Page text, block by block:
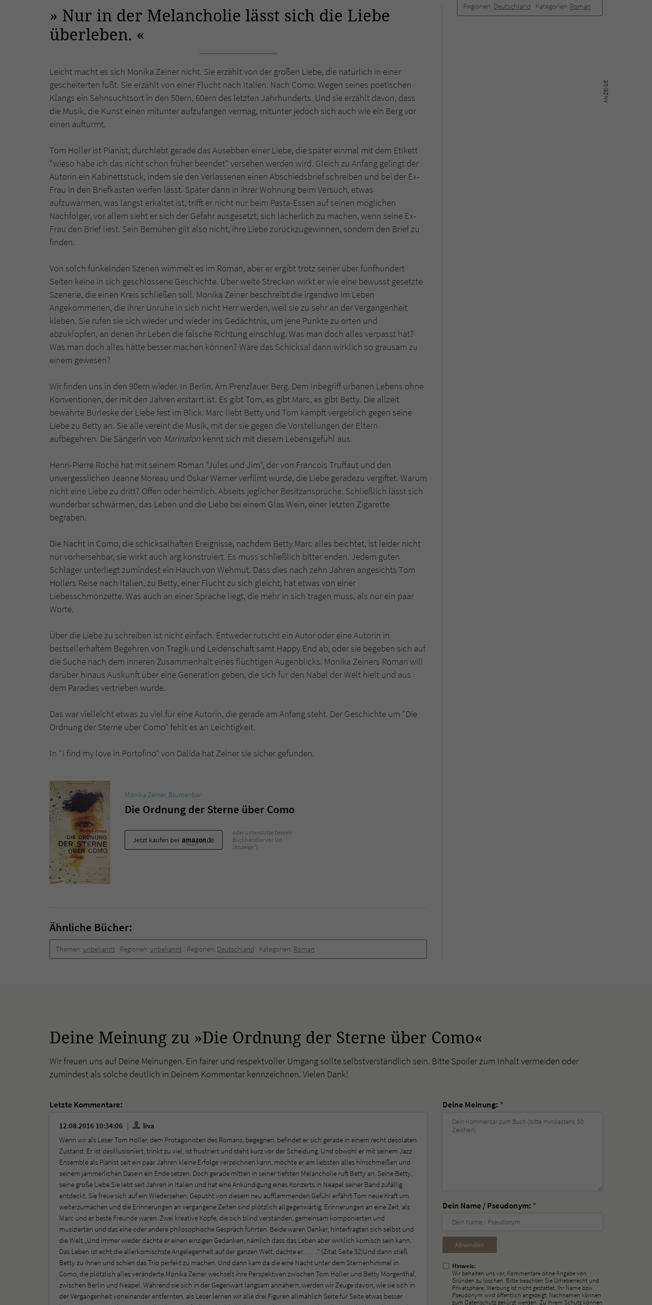
Regionen: Deutschland Kategorien: Roman
Nur in der Melancholie lässt sich die Liebe
überleben.
Leicht macht es sich Monika Zeiner nicht. Sie erzählt von der großen Liebe, die natürlich in einer
gescheiterten fußt. Sie erzählt von einer Flucht nach Italien. Nach Como. Wegen seines poetischen
Klangs ein Sehnsuchtsort in den 50ern, 60ern des letzten Jahrhunderts. Und sie erzählt davon, dass
die Musik, die Kunst einen mitunter aufzufangen vermag, mitunter jedoch sich auch wie ein Berg vor
einen auftürmt.
Tom Holler ist Pianist, durchlebt gerade das Ausebben einer Liebe, die später einmal mit dem Etikett
"wieso habe ich das nicht schon früher beendet" versehen werden wird. Gleich zu Anfang gelingt der
Autorin ein Kabinettstück, indem sie den Verlassenen einen Abschiedsbrief schreiben und bei der Ex-
Frau in den Briefkasten werfen lässt. Später dann in ihrer Wohnung beim Versuch, etwas
aufzuwärmen, was längst erkaltet ist, trifft er nicht nur beim Pasta-Essen auf seinen möglichen
Nachfolger, vor allem sieht er sich der Gefahr ausgesetzt, sich lächerlich zu machen, wenn seine Ex-
Frau den Brief liest. Sein Bemühen gilt also nicht, ihre Liebe zurückzugewinnen, sondern den Brief zu
finden.
Von solch funkelnden Szenen wimmelt es im Roman, aber er ergibt trotz seiner über fünfhundert
Seiten keine in sich geschlossene Geschichte. Über weite Strecken wirkt er wie eine bewusst gesetzte
Szenerie, die einen Kreis schließen soll. Monika Zeiner beschreibt die irgendwo im Leben
Angekommenen, die ihrer Unruhe in sich nicht Herr werden, weil sie zu sehr an der Vergangenheit
kleben. Sie rufen sie sich wieder und wieder ins Gedächtnis, um jene Punkte zu orten und
abzuklopfen, an denen ihr Leben die falsche Richtung einschlug. Was man doch alles verpasst hat?
Was man doch alles hätte besser machen können? Wäre das Schicksal dann wirklich so grausam zu
einem gewesen?
Wir finden uns in den 90ern wieder. In Berlin. Am Prenzlauer Berg. Dem Inbegriff urbanen Lebens ohne
Konventionen, der mit den Jahren erstarrt ist. Es gibt Tom, es gibt Marc, es gibt Betty. Die allzeit
bewährte Burleske der Liebe fest im Blick. Marc liebt Betty und Tom kämpft vergeblich gegen seine
Liebe zu Betty an. Sie alle vereint die Musik, mit der sie gegen die Vorstellungen der Eltern
aufbegehren. Die Sängerin von Marinafon kennt sich mit diesem Lebensgefühl aus.
Henri-Pierre Roché hat mit seinem Roman "Jules und Jim", der von Francois Truffaut und den
unvergesslichen Jeanne Moreau und Oskar Werner verfilmt wurde, die Liebe geradezu vergiftet. Warum
nicht eine Liebe zu dritt? Offen oder heimlich. Abseits jeglicher Besitzansprüche. Schließlich lässt sich
wunderbar schwärmen, das Leben und die Liebe bei einem Glas Wein, einer letzten Zigarette
begraben.
Die Nacht in Como, die schicksalhaften Ereignisse, nachdem Betty Marc alles beichtet, ist leider nicht
nur vorhersehbar, sie wirkt auch arg konstruiert. Es muss schließlich bitter enden. Jedem guten
Schlager unterliegt zumindest ein Hauch von Wehmut. Dass dies nach zehn Jahren angesichts Tom
Hollers Reise nach Italien, zu Betty, einer Flucht zu sich gleicht, hat etwas von einer
Liebesschmonzette. Was auch an einer Sprache liegt, die mehr in sich tragen muss, als nur ein paar
Worte.
Über die Liebe zu schreiben ist nicht einfach. Entweder rutscht ein Autor oder eine Autorin in
bestsellerhaftem Begehren von Tragik und Leidenschaft samt Happy End ab, oder sie begeben sich auf
die Suche nach dem inneren Zusammenhalt eines flüchtigen Augenblicks. Monika Zeiners Roman will
darüber hinaus Auskunft über eine Generation geben, die sich für den Nabel der Welt hielt und aus
dem Paradies vertrieben wurde.
Das war vielleicht etwas zu viel für eine Autorin, die gerade am Anfang steht. Der Geschichte um "Die
Ordnung der Sterne über Como" fehlt es an Leichtigkeit.
In "I find my love in Portofino" von Dalida hat Zeiner sie sicher gefunden.
Monika Zeiner, Blumenbar
Die Ordnung der Sterne über Como
Jetzt kaufen bei
oder unterstütze Deinen
Buchhändler vor Ort
(Anzeige*)
Ähnliche Bücher:
Themen: unbekannt Regionen: unbekannt Regionen: Deutschland Kategorien: Roman
Deine Meinung zu »Die Ordnung der Sterne über Como«
Wir freuen uns auf Deine Meinungen. Ein fairer und respektvoller Umgang sollte selbstverständlich sein. Bitte Spoiler zum Inhalt vermeiden oder
zumindest als solche deutlich in Deinem Kommentar kennzeichnen. Vielen Dank!
Letzte Kommentare:
12.08.2016 10:34:06
liva
Wenn wir als Leser Tom Holler, dem Protagonisten des Romans, begegnen, befindet er sich gerade in einem recht desolaten
Zustand. Er ist desillusioniert, trinkt zu viel, ist frustriert und steht kurz vor der Scheidung. Und obwohl er mit seinem Jazz
Ensemble als Pianist seit ein paar Jahren kleine Erfolge verzeichnen kann, möchte er am liebsten alles hinschmeißen und
seinem jämmerlichen Dasein ein Ende setzen. Doch gerade mitten in seiner tiefsten Melancholie ruft Betty an. Seine Betty,
seine große Liebe.Sie lebt seit Jahren in Italien und hat eine Ankündigung eines Konzerts in Neapel seiner Band zufällig
entdeckt. Sie freue sich auf ein Wiedersehen. Gepusht von diesem neu aufflammenden Gefühl erfährt Tom neue Kraft um
weiterzumachen und die Erinnerungen an vergangene Zeiten sind plötzlich allgegenwärtig. Erinnerungen an eine Zeit, als
Marc und er beste Freunde waren. Zwei kreative Köpfe, die sich blind verstanden, gemeinsam komponierten und
musizierten und das eine oder andere philosophische Gespräch führten. Beide waren Denker, hinterfragten sich selbst und
die Welt.„Und immer wieder dachte er einen einzigen Gedanken, nämlich dass das Leben aber wirklich komisch sein kann.
Das Leben ist echt die allerkomischste Angelegenheit auf der ganzen Welt, dachte er…….“ (Zitat Seite 32)Und dann stieß
Betty zu ihnen und schien das Trio perfekt zu machen. Und dann kam da die eine Nacht unter dem Sternenhimmel in
Como, die plötzlich alles veränderte.Monika Zeiner wechselt ihre Perspektiven zwischen Tom Holler und Betty Morgenthal,
zwischen Berlin und Neapel. Während sie sich in der Gegenwart langsam annähern, werden wir Zeuge davon, wie sie sich in
der Vergangenheit voneinander entfernten. als Leser lernen wir alle drei Figuren allmählich Seite für Seite etwas besser
Deine Meinung: *
Dein Name / Pseudonym: *
Nicht
ausfüllen!
Hinweis:
Wir behalten uns vor, Kommentare ohne Angabe von
Gründen zu löschen. Bitte beachten Sie Urheberrecht und
Privatsphäre; Werbung ist nicht gestattet. Ihr Name bzw.
Pseudonym wird öffentlich angezeigt; Nachnamen können
zum Datenschutz gekürzt werden. Zu Ihrem Schutz können
Name tx_pwcomments_ahash
Laufzeit 1 Jahr
Zweck Cookie für Kommentare einzelner Buchtitel
Laufzeit Session
Zweck
Dieses Cookie gewährleistet die Kommunikation der
Webseite mit dem Benutzer. Es wird benötigt um z. B.
den Sicherheitscode des Kontaktformulars zu
überprüfen.